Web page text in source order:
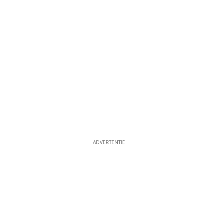
ADVERTENTIE